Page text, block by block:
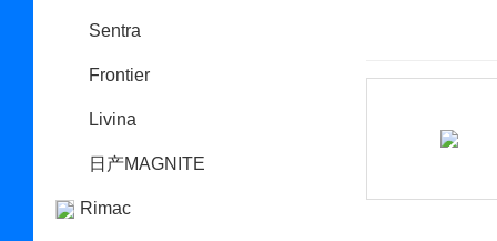
Sentra
Frontier
Livina
日产MAGNITE
Rimac